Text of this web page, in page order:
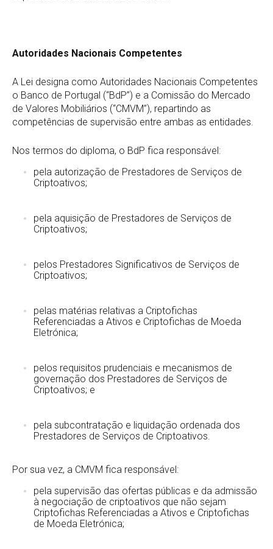
Autoridades Nacionais Competentes
A Lei designa como Autoridades Nacionais Competentes
o Banco de Portugal (“BdP”) e a Comissão do Mercado
de Valores Mobiliários (“CMVM”), repartindo as
competências de supervisão entre ambas as entidades.
Nos termos do diploma, o BdP fica responsável:
pela autorização de Prestadores de Serviços de
Criptoativos;
pela aquisição de Prestadores de Serviços de
Criptoativos;
pelos Prestadores Significativos de Serviços de
Criptoativos;
pelas matérias relativas a Criptofichas
Referenciadas a Ativos e Criptofichas de Moeda
Eletrónica;
pelos requisitos prudenciais e mecanismos de
governação dos Prestadores de Serviços de
Criptoativos; e
pela subcontratação e liquidação ordenada dos
Prestadores de Serviços de Criptoativos.
Por sua vez, a CMVM fica responsável:
pela supervisão das ofertas públicas e da admissão
à negociação de criptoativos que não sejam
Criptofichas Referenciadas a Ativos e Criptofichas
de Moeda Eletrónica;